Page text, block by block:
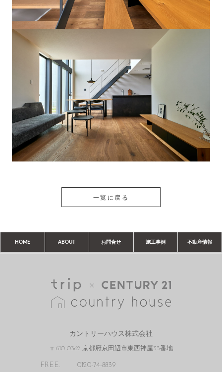
一覧に戻る
HOME ABOUT お問合せ 施工事例 不動産情報
カントリーハウス株式会社
〒610-0362 京都府京田辺市東西神屋33番地
FREE. 0120-74-8839